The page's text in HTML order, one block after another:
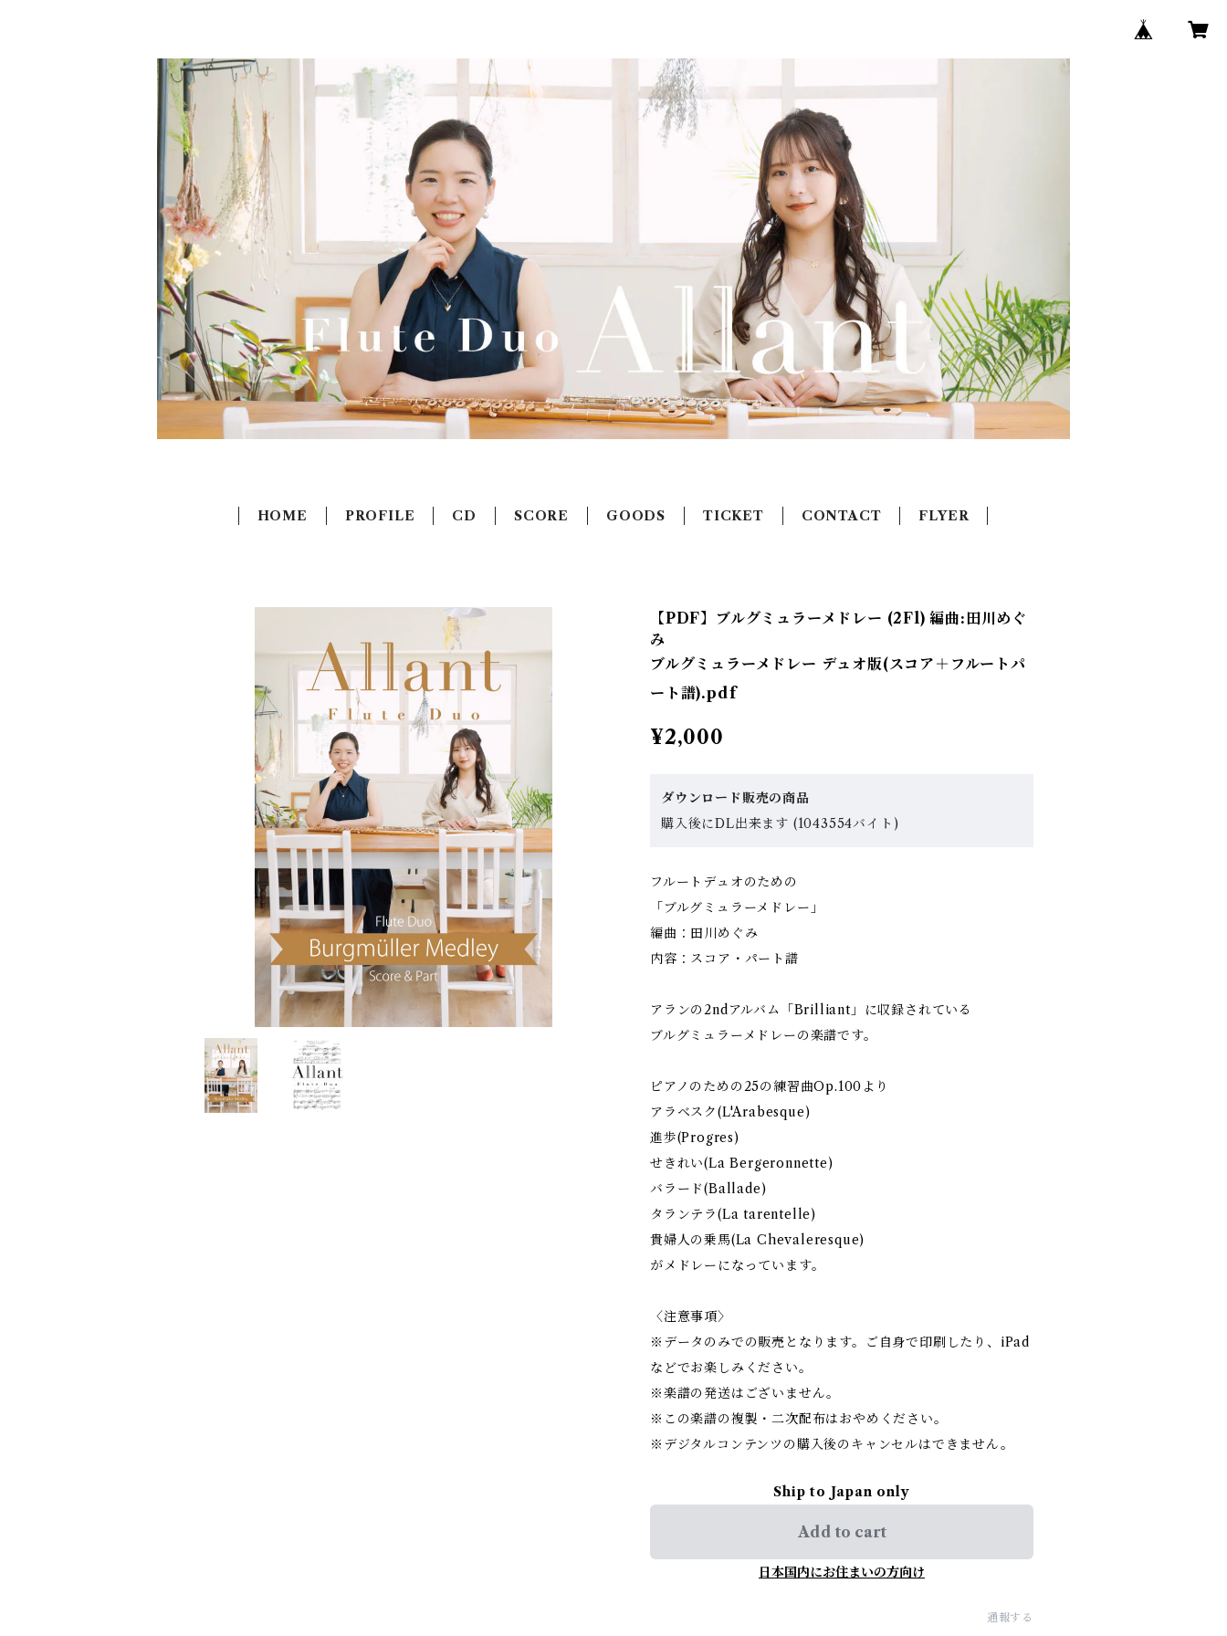
HOME PROFILE CD SCORE GOODS TICKET CONTACT FLYER
【PDF】ブルグミュラーメドレー (2Fl) 編曲:田川めぐ
み
ブルグミュラーメドレー デュオ版(スコア＋フルートパ
ート譜).pdf
¥2,000
ダウンロード販売の商品
購入後にDL出来ます (1043554バイト)
フルートデュオのための
「ブルグミュラーメドレー」
編曲：田川めぐみ
内容：スコア・パート譜
アランの2ndアルバム「Brilliant」に収録されている
ブルグミュラーメドレーの楽譜です。
ピアノのための25の練習曲Op.100より
アラベスク(L'Arabesque)
進歩(Progres)
せきれい(La Bergeronnette)
バラード(Ballade)
タランテラ(La tarentelle)
貴婦人の乗馬(La Chevaleresque)
がメドレーになっています。
〈注意事項〉
※データのみでの販売となります。ご自身で印刷したり、iPad
などでお楽しみください。
※楽譜の発送はございません。
※この楽譜の複製・二次配布はおやめください。
※デジタルコンテンツの購入後のキャンセルはできません。
Ship to Japan only
Add to cart
日本国内にお住まいの方向け
通報する